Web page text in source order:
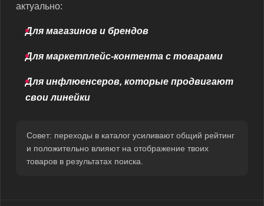
актуально:
Для магазинов и брендов
Для маркетплейс-контента с товарами
Для инфлюенсеров, которые продвигают
свои линейки
Совет: переходы в каталог усиливают общий рейтинг
и положительно влияют на отображение твоих
товаров в результатах поиска.